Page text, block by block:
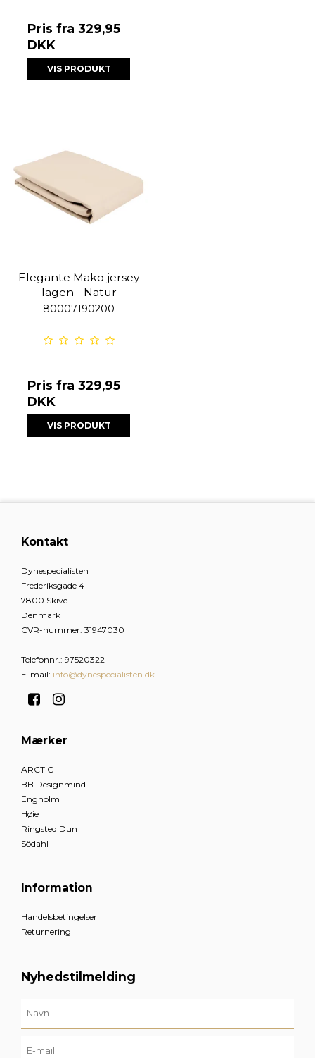
Pris fra 329,95
DKK
VIS PRODUKT
Elegante Mako jersey
lagen - Natur
80007190200
Pris fra 329,95
DKK
VIS PRODUKT
Kontakt
Dynespecialisten
Frederiksgade 4
7800 Skive
Denmark
CVR-nummer: 31947030
Telefonnr.: 97520322
E-mail: info@dynespecialisten.dk
Mærker
ARCTIC
BB Designmind
Engholm
Høie
Ringsted Dun
Södahl
Information
Handelsbetingelser
Returnering
Nyhedstilmelding